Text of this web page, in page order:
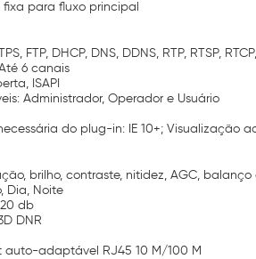
fixa para fluxo principal
FTP, DHCP, DNS, DDNS, RTP, RTSP,
6 canais
ISAPI
Administrador, Operador e Usuário
do plug-in: IE 10+; Visualização
brilho, contraste, nitidez, AGC,
Dia, Noite
db
DNR
auto-adaptável RJ45 10 M/100 M